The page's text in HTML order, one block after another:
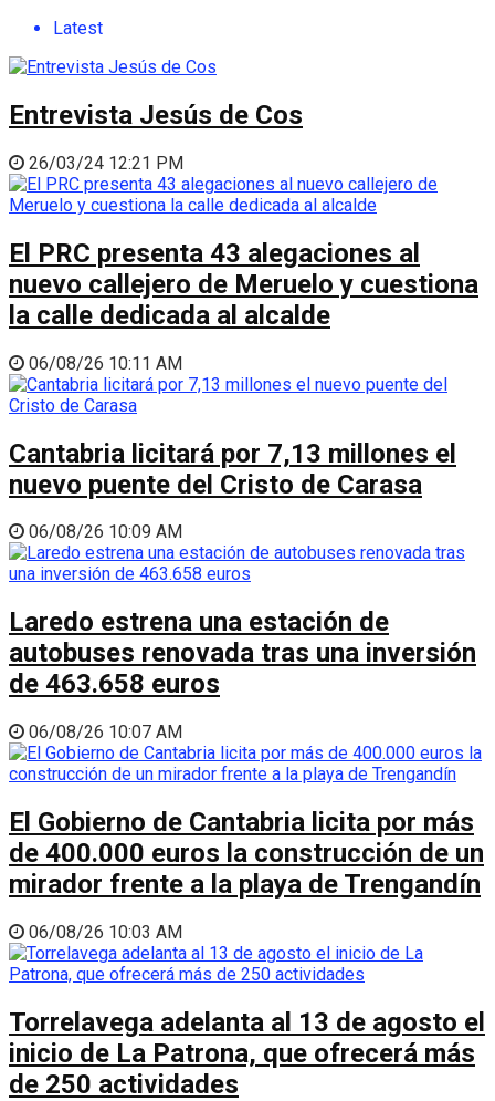
Latest
Entrevista Jesús de Cos
26/03/24 12:21 PM
El PRC presenta 43 alegaciones al
nuevo callejero de Meruelo y cuestiona
la calle dedicada al alcalde
06/08/26 10:11 AM
Cantabria licitará por 7,13 millones el
nuevo puente del Cristo de Carasa
06/08/26 10:09 AM
Laredo estrena una estación de
autobuses renovada tras una inversión
de 463.658 euros
06/08/26 10:07 AM
El Gobierno de Cantabria licita por más
de 400.000 euros la construcción de un
mirador frente a la playa de Trengandín
06/08/26 10:03 AM
Torrelavega adelanta al 13 de agosto el
inicio de La Patrona, que ofrecerá más
de 250 actividades